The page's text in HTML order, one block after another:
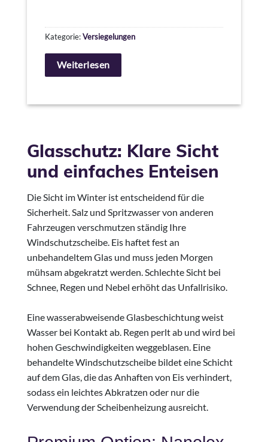
Kategorie:Versiegelungen
Weiterlesen
Glasschutz: Klare Sicht
und einfaches Enteisen
Die Sicht im Winter ist entscheidend für die
Sicherheit. Salz und Spritzwasser von anderen
Fahrzeugen verschmutzen ständig Ihre
Windschutzscheibe. Eis haftet fest an
unbehandeltem Glas und muss jeden Morgen
mühsam abgekratzt werden. Schlechte Sicht bei
Schnee, Regen und Nebel erhöht das Unfallrisiko.
Eine wasserabweisende Glasbeschichtung weist
Wasser bei Kontakt ab. Regen perlt ab und wird bei
hohen Geschwindigkeiten weggeblasen. Eine
behandelte Windschutzscheibe bildet eine Schicht
auf dem Glas, die das Anhaften von Eis verhindert,
sodass ein leichtes Abkratzen oder nur die
Verwendung der Scheibenheizung ausreicht.